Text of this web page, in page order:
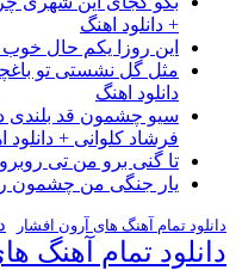
+ دانلود اهنگ
این روزا یکم حال خوب
مثل گل نشستی تو
دانلود اهنگ
سیو چشمون قد بلندی
فرشاد کلوانی + دانلود
تا گنی برو من تی
یار جنگی من چشمون
دانلود تمام آهنگ های آرون افشار
دانلود تمام آهنگ